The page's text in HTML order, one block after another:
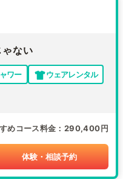
ない
ワー
ウェアレンタル
めコース料金 290,400円
体験・相談予約